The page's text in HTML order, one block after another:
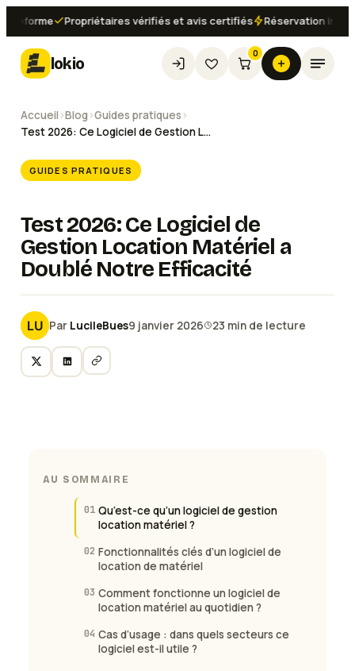
Propriétaires vérifiés et avis certifiés Réservation
lokio
0
Accueil ›Blog›Guides pratiques ›
Test 2026: Ce Logiciel de Gestion Location Matériel a Doublé Notre Efficacité
GUIDES PRATIQUES
Test 2026: Ce Logiciel de
Gestion Location Matériel a
Doublé Notre Efficacité
Par LucileBues9 janvier 2026 23 min de lecture
AU SOMMAIRE
01 Qu’est-ce qu’un logiciel de gestion
location matériel ?
02 Fonctionnalités clés d’un logiciel de
location de matériel
03 Comment fonctionne un logiciel de
location matériel au quotidien ?
04 Cas d’usage : dans quels secteurs ce
logiciel est-il utile ?